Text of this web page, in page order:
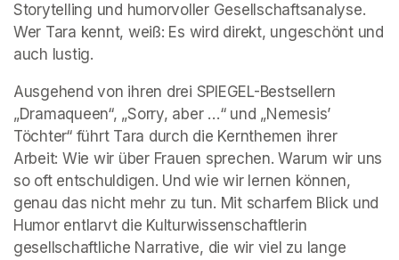
Storytelling und humorvoller Gesellschaftsanalyse.
Wer Tara kennt, weiß: Es wird direkt, ungeschönt und
auch lustig.
Ausgehend von ihren drei SPIEGEL-Bestsellern
„Dramaqueen“, „Sorry, aber …“ und „Nemesis’
Töchter“ führt Tara durch die Kernthemen ihrer
Arbeit: Wie wir über Frauen sprechen. Warum wir uns
so oft entschuldigen. Und wie wir lernen können,
genau das nicht mehr zu tun. Mit scharfem Blick und
Humor entlarvt die Kulturwissenschaftlerin
gesellschaftliche Narrative, die wir viel zu lange